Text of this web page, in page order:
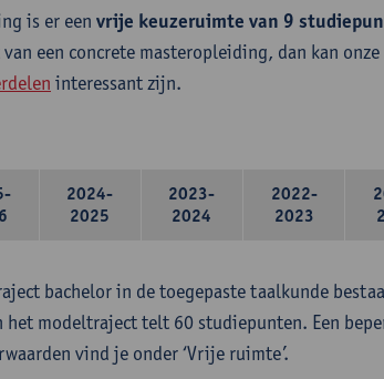
is er een vrije keuzeruimte van 9
een concrete masteropleiding, dan kan onze
interessant zijn.
2024-
2025
2023-
2024
2022-
2023
bachelor in de toegepaste taalkunde
het modeltraject telt 60 studiepunten. Een
vind je onder ‘Vrije ruimte’.